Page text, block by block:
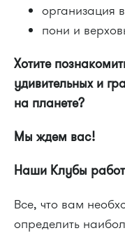
организация
пони и
Хотите
удивительных и
на планете?
Мы ждем вас!
Наши Клубы
Все, что вам
определить